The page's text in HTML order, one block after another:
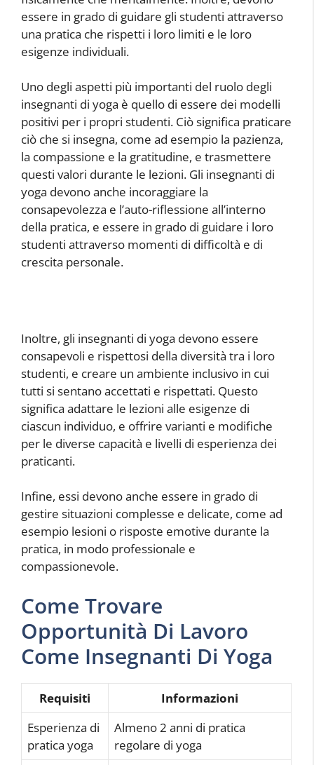
essere in grado di guidare gli studenti attraverso
una pratica che rispetti i loro limiti e le loro
esigenze individuali.
Uno degli aspetti più importanti del ruolo degli
insegnanti di yoga è quello di essere dei modelli
positivi per i propri studenti. Ciò significa praticare
ciò che si insegna, come ad esempio la pazienza,
la compassione e la gratitudine, e trasmettere
questi valori durante le lezioni. Gli insegnanti di
yoga devono anche incoraggiare la
consapevolezza e l’auto-riflessione all’interno
della pratica, e essere in grado di guidare i loro
studenti attraverso momenti di difficoltà e di
crescita personale.
Inoltre, gli insegnanti di yoga devono essere
consapevoli e rispettosi della diversità tra i loro
studenti, e creare un ambiente inclusivo in cui
tutti si sentano accettati e rispettati. Questo
significa adattare le lezioni alle esigenze di
ciascun individuo, e offrire varianti e modifiche
per le diverse capacità e livelli di esperienza dei
praticanti.
Infine, essi devono anche essere in grado di
gestire situazioni complesse e delicate, come ad
esempio lesioni o risposte emotive durante la
pratica, in modo professionale e
compassionevole.
Come Trovare
Opportunità Di Lavoro
Come Insegnanti Di Yoga
Requisiti
Informazioni
Esperienza di
pratica yoga
Almeno 2 anni di pratica
regolare di yoga